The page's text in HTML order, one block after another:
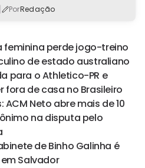
| PorRedação
feminina perde jogo-treino
de estado australiano
para o Athletico-PR e
fora de casa no Brasileiro
ACM Neto abre mais de 10
na disputa pelo
de Binho Galinha é
Salvador